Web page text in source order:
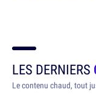
LES DERNIERS
Le contenu chaud, tout